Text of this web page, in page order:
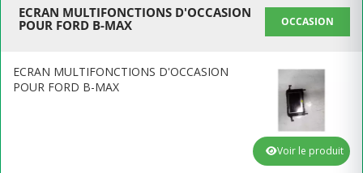
ECRAN MULTIFONCTIONS D'OCCASION
POUR FORD B-MAX
OCCASION
ECRAN MULTIFONCTIONS D'OCCASION
POUR FORD B-MAX
Voir le produit